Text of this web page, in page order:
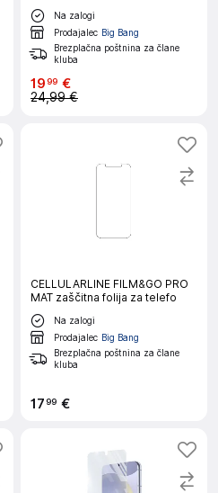
Na zalogi
Prodajalec Big Bang
Brezplačna poštnina za člane
kluba
1999 €
24,99 €
CELLULARLINE FILM&GO PRO
MAT zaščitna folija za telefo
Na zalogi
Prodajalec Big Bang
Brezplačna poštnina za člane
kluba
1799 €